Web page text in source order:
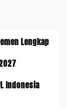
Lengkap
Indonesia